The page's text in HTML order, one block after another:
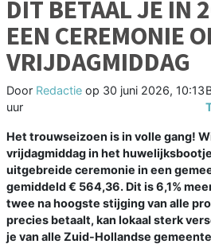
DIT BETAAL JE IN
EEN CEREMONIE
VRIJDAGMIDDAG
Door Redactie op 30 juni 2026, 10:13
uur
Het trouwseizoen is in volle gang!
vrijdagmiddag in het
uitgebreide ceremonie in een
gemiddeld € 564,36. Dit is 6,1%
twee na hoogste stijging van alle
precies betaalt, kan lokaal sterk
je van alle Zuid-Hollandse